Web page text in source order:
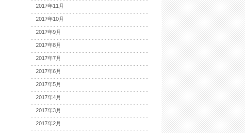
2017年11月
2017年10月
2017年9月
2017年8月
2017年7月
2017年6月
2017年5月
2017年4月
2017年3月
2017年2月